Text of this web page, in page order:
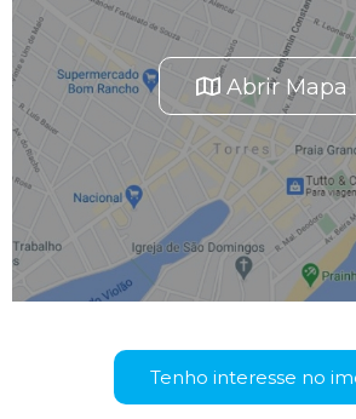
Abrir Mapa
Tenho interesse no